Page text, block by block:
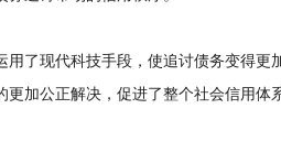
现代科技手段，使追讨债务变得更
加公正解决，促进了整个社会信用体